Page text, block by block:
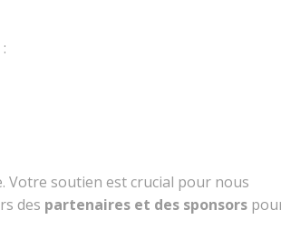
Votre soutien est crucial pour nous
des partenaires et des sponsors